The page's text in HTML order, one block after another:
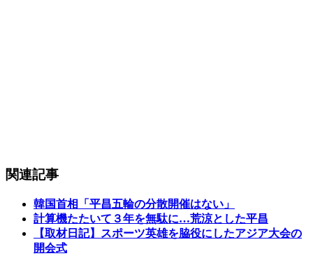
関連記事
韓国首相「平昌五輪の分散開催はない」
計算機たたいて３年を無駄に…荒涼とした平昌
【取材日記】スポーツ英雄を脇役にしたアジア大会の
開会式